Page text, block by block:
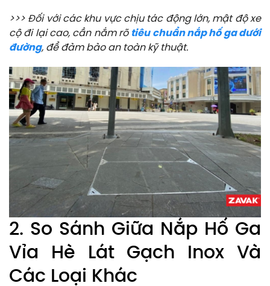
>>> Đối với các khu vực chịu tác động lớn, mật độ xe
cộ đi lại cao, cần nắm rõ tiêu chuẩn nắp hố ga dưới
đường, để đảm bảo an toàn kỹ thuật.
2. So Sánh Giữa Nắp Hố Ga
Vỉa Hè Lát Gạch Inox Và
Các Loại Khác